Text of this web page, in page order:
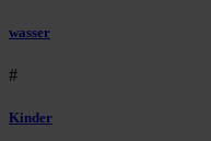
wasser
#
Kinder